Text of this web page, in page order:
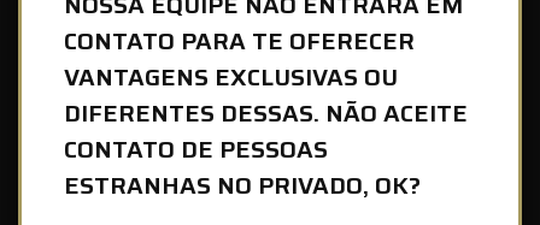
CONTATO PARA TE OFERECER
VANTAGENS EXCLUSIVAS OU
DIFERENTES DESSAS. NÃO ACEITE
CONTATO DE PESSOAS
ESTRANHAS NO PRIVADO, OK?